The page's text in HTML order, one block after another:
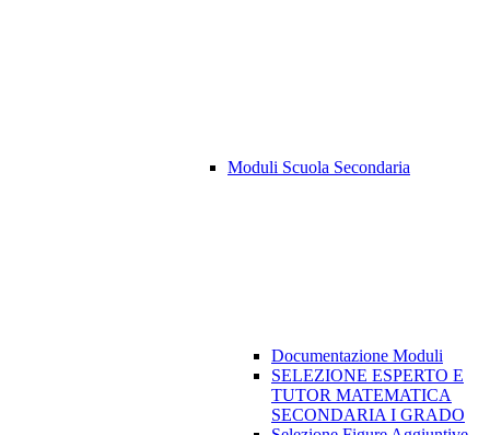
Moduli Scuola Secondaria
Documentazione Moduli
SELEZIONE ESPERTO E
TUTOR MATEMATICA
SECONDARIA I GRADO